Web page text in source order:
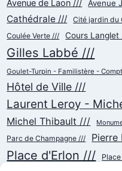
Avenue de Laon /// Avenue
Cathédrale /// Cité jardin du
Coulée Verte /// Cours
Gilles Labbé ///
Goulet-Turpin - Familistère -
Hôtel de Ville ///
Laurent Leroy -
Michel Thibault ///
Parc de Champagne /// Pierre
Place d'Erlon ///